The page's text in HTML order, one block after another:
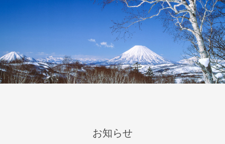
お知らせ